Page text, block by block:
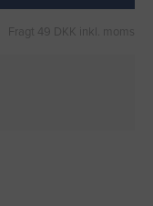
Fragt 49 DKK inkl. moms